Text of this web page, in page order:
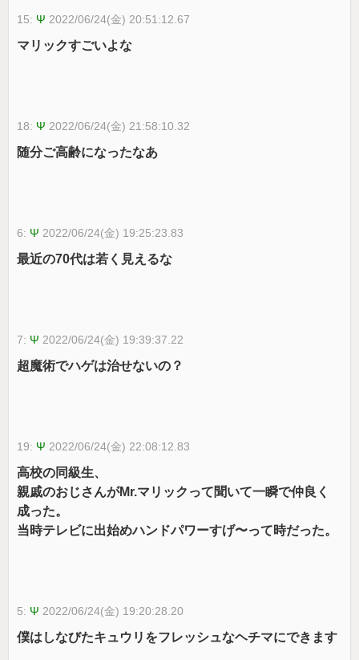
15: Ψ 2022/06/24(金) 20:51:12.67
マリックすごいよな
18: Ψ 2022/06/24(金) 21:58:10.32
随分ご高齢になったなあ
6: Ψ 2022/06/24(金) 19:25:23.83
最近の70代は若く見えるな
7: Ψ 2022/06/24(金) 19:39:37.22
超魔術でハゲは治せないの？
19: Ψ 2022/06/24(金) 22:08:12.83
高校の同級生、
親戚のおじさんがMr.マリックって聞いて一瞬で仲良く
成った。
当時テレビに出始めハンドパワーすげ〜って時だった。
5: Ψ 2022/06/24(金) 19:20:28.20
僕はしなびたキュウリをフレッシュなヘチマにできます